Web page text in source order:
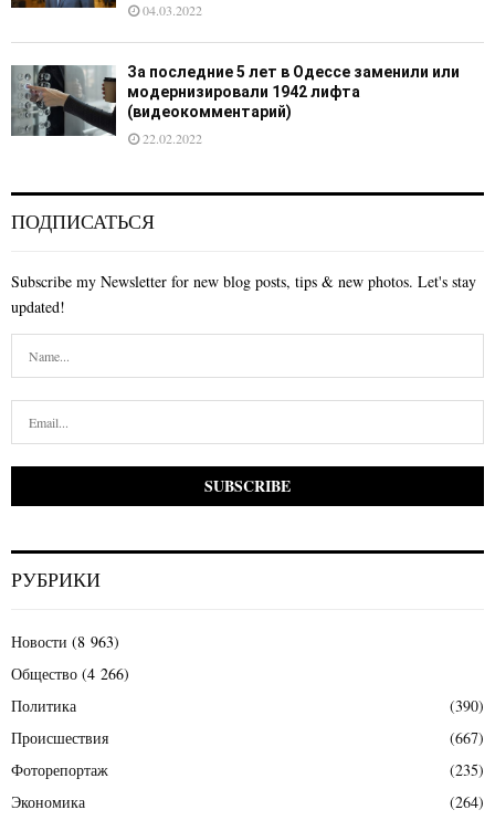
04.03.2022
За последние 5 лет в Одессе заменили или
модернизировали 1942 лифта
(видеокомментарий)
22.02.2022
ПОДПИСАТЬСЯ
Subscribe my Newsletter for new blog posts, tips & new photos. Let's stay
updated!
РУБРИКИ
Новости (8 963)
Общество (4 266)
Политика
(390)
Происшествия
(667)
Фоторепортаж
(235)
Экономика
(264)